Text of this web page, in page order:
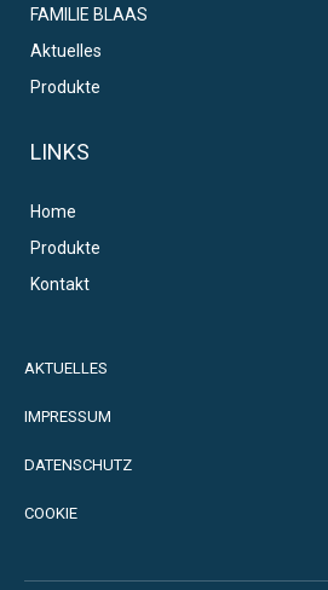
FAMILIE BLAAS
Aktuelles
Produkte
LINKS
Home
Produkte
Kontakt
AKTUELLES
IMPRESSUM
DATENSCHUTZ
COOKIE